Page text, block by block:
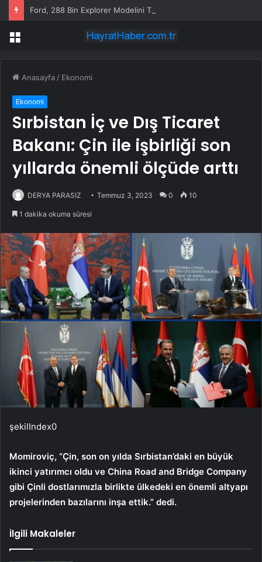
Menü
Anasayfa / Ekonomi
Ekonomi
Sırbistan İç ve Dış Ticaret
Bakanı: Çin ile işbirliği son
yıllarda önemli ölçüde arttı
DERYA PARASIZ Temmuz 3, 2023 0 10
1 dakika okuma süresi
şekilIndex0
Momiroviç, “Çin, son on yılda Sırbistan’daki en büyük
ikinci yatırımcı oldu ve China Road and Bridge Company
gibi Çinli dostlarımızla birlikte ülkedeki en önemli altyapı
projelerinden bazılarını inşa ettik.” dedi.
İlgili Makaleler